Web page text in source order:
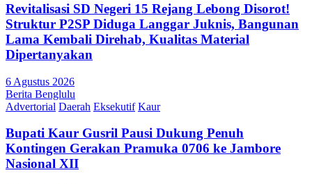
Revitalisasi SD Negeri 15 Rejang Lebong Disorot!
Struktur P2SP Diduga Langgar Juknis, Bangunan
Lama Kembali Direhab, Kualitas Material
Dipertanyakan
6 Agustus 2026
Berita Benglulu
Advertorial Daerah Eksekutif Kaur
Bupati Kaur Gusril Pausi Dukung Penuh
Kontingen Gerakan Pramuka 0706 ke Jambore
Nasional XII